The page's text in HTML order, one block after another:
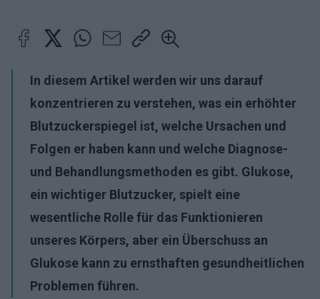
In diesem Artikel werden wir uns darauf
konzentrieren zu verstehen, was ein erhöhter
Blutzuckerspiegel ist, welche Ursachen und
Folgen er haben kann und welche Diagnose-
und Behandlungsmethoden es gibt. Glukose,
ein wichtiger Blutzucker, spielt eine
wesentliche Rolle für das Funktionieren
unseres Körpers, aber ein Überschuss an
Glukose kann zu ernsthaften gesundheitlichen
Problemen führen.